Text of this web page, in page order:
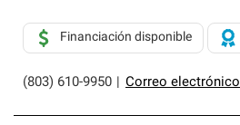
sistemas de techos.
(803) 610-9950 Correo electrónico
Financiación disponible